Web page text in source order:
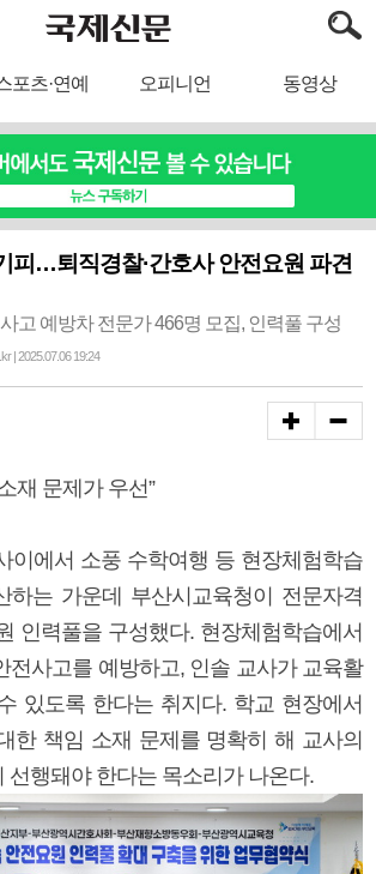
포츠·연예 오피니언 동영상
피…퇴직경찰·간호사 안전요원 파견
고 예방차 전문가 466명 모집, 인력풀 구성
| 2025.07.06 19:24
재 문제가 우선”
이에서 소풍 수학여행 등 현장체험학습
하는 가운데 부산시교육청이 전문자격
인력풀을 구성했다. 현장체험학습에서
전사고를 예방하고, 인솔 교사가 교육활
있도록 한다는 취지다. 학교 현장에서
한 책임 소재 문제를 명확히 해 교사의
선행돼야 한다는 목소리가 나온다.